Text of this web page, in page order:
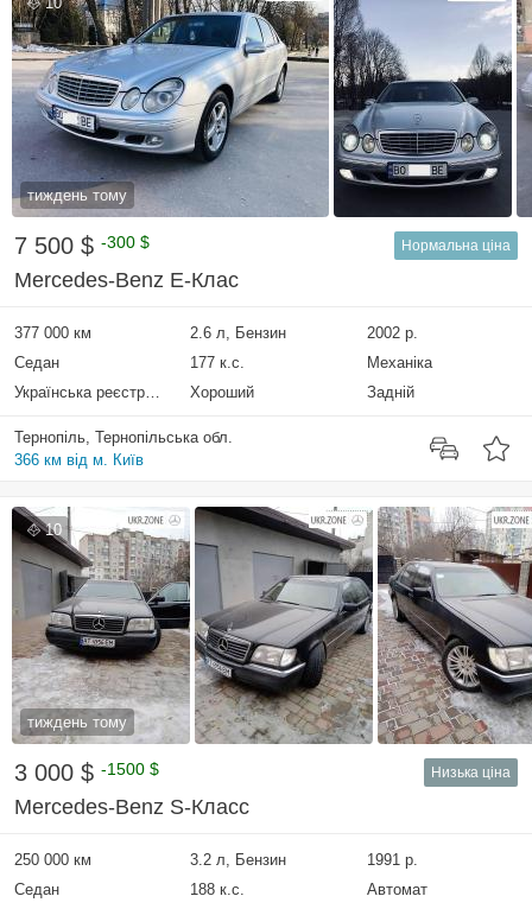
тиждень тому
7 500 $ -300 $ Нормальна ціна
Mercedes-Benz E-Клас
377 000 км 2.6 л, Бензин
2002 р.
Седан
177 к.с.
Механіка
Українська реєстрація
Хороший Задній
Тернопіль, Тернопільська обл.
366 км від м. Київ
10
тиждень тому
3 000 $ -1500 $ Низька ціна
Mercedes-Benz S-Класс
250 000 км 3.2 л, Бензин
1991 р.
Седан
188 к.с.
Автомат